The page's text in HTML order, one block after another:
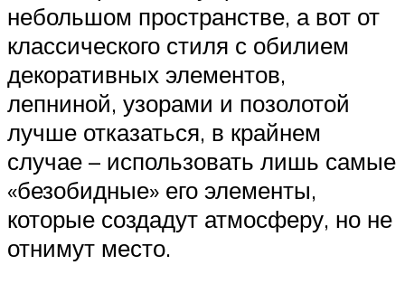
небольшом пространстве, а вот от
классического стиля с обилием
декоративных элементов,
лепниной, узорами и позолотой
лучше отказаться, в крайнем
случае – использовать лишь самые
«безобидные» его элементы,
которые создадут атмосферу, но не
отнимут место.